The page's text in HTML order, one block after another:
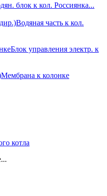
блок к кол. Россиянка...
Водяная часть к кол.
Блок управления электр. к
Мембрана к колонке
котла